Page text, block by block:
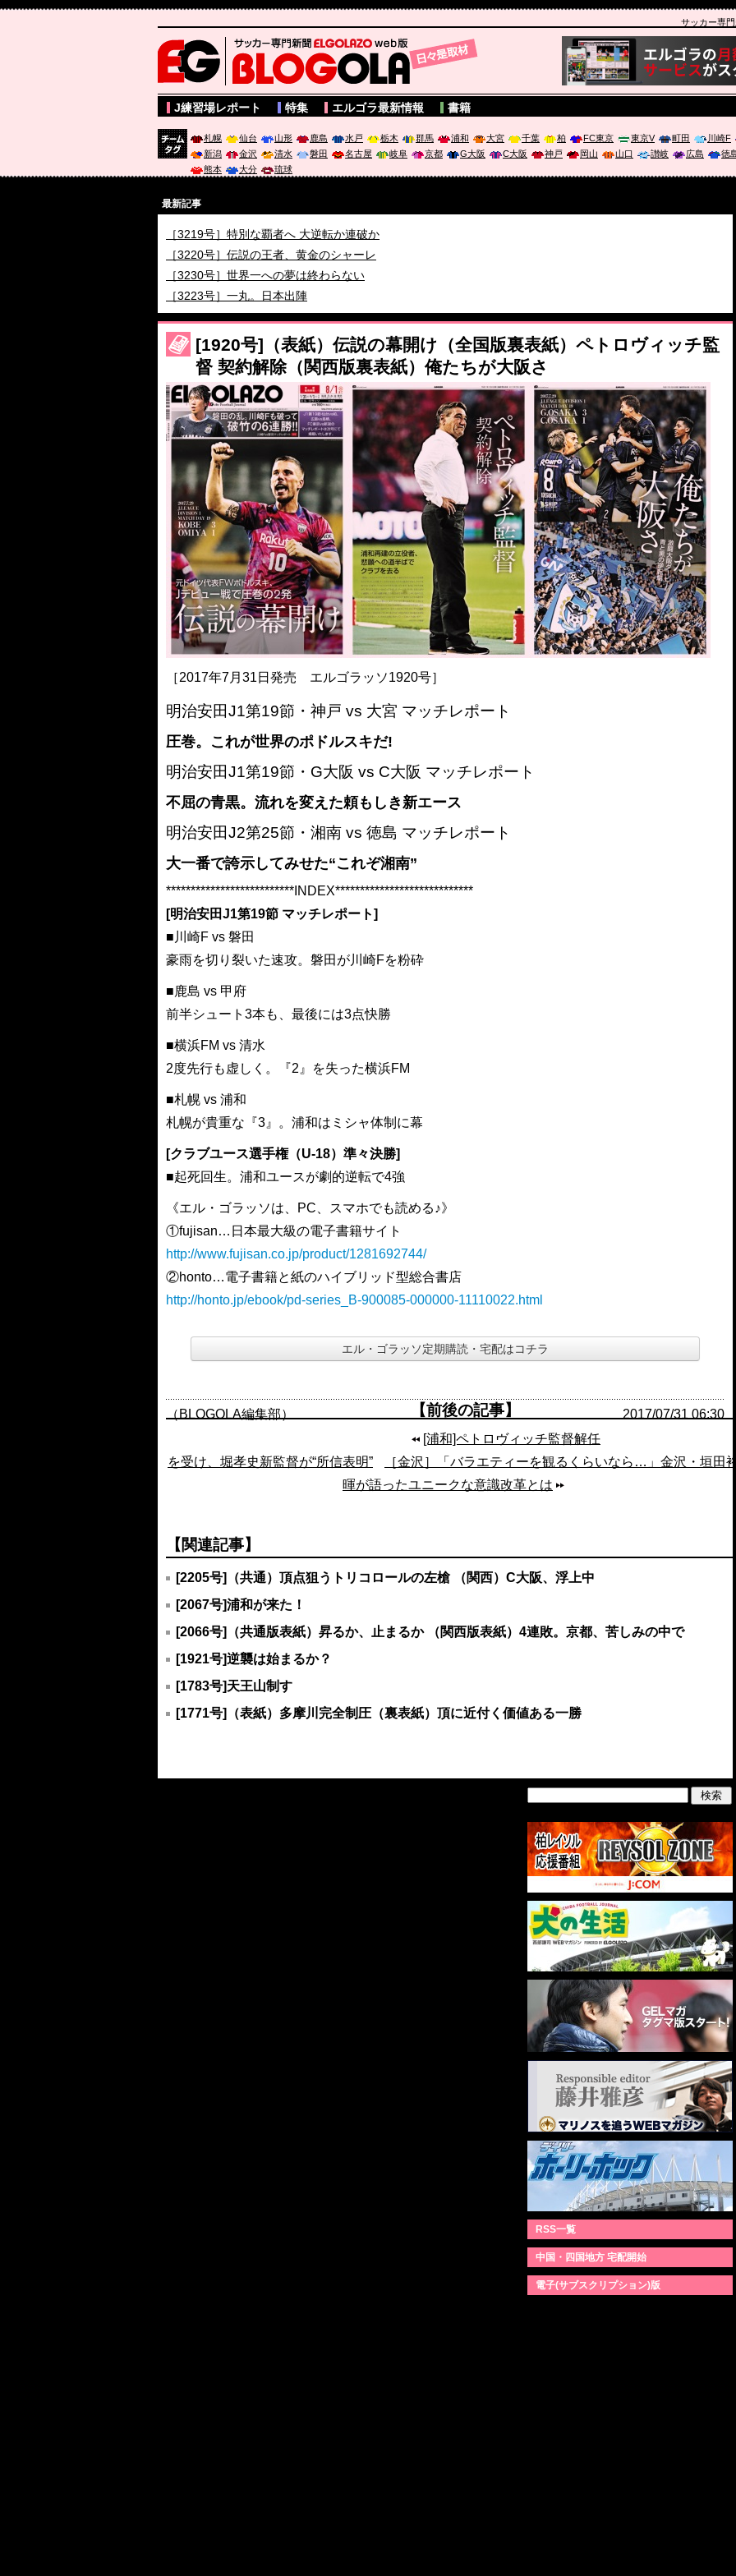
サッカー専
サッカー専門新聞ELGOLAZO web版 BLOGOLA
J練習場レポート 特集 エルゴラ最新情報 書籍
札幌 仙台 山形 鹿島 水戸 栃木 群馬 浦和 大宮 千葉 柏 FC東京 東京V 町田
川崎F
新潟
金沢 清水 磐田 名古屋 岐阜 京都 G大阪 C大阪 神戸 岡山 山口 讃岐 広島
徳
熊本
大分 琉球
最新記事
［3219号］特別な覇者へ 大逆転か連破か
［3220号］伝説の王者、黄金のシャーレ
［3230号］世界一への夢は終わらない
［3223号］一丸。日本出陣
［3222号］史上最大のW杯開幕 注目は「個」
[1920号]（表紙）伝説の幕開け（全国版裏表紙）ペトロヴィッチ監
督 契約解除（関西版裏表紙）俺たちが大阪さ
［2017年7月31日発売 エルゴラッソ1920号］
明治安田J1第19節・神戸 vs 大宮 マッチレポート
圧巻。これが世界のポドルスキだ!
明治安田J1第19節・G大阪 vs C大阪 マッチレポート
不屈の青黒。流れを変えた頼もしき新エース
明治安田J2第25節・湘南 vs 徳島 マッチレポート
大一番で誇示してみせた“これぞ湘南”
**************************INDEX****************************
[明治安田J1第19節 マッチレポート]
■川崎F vs 磐田
豪雨を切り裂いた速攻。磐田が川崎Fを粉砕
■鹿島 vs 甲府
前半シュート3本も、最後には3点快勝
■横浜FM vs 清水
2度先行も虚しく。『2』を失った横浜FM
■札幌 vs 浦和
札幌が貴重な『3』。浦和はミシャ体制に幕
[クラブユース選手権（U-18）準々決勝]
■起死回生。浦和ユースが劇的逆転で4強
《エル・ゴラッソは、PC、スマホでも読める♪》
①fujisan…日本最大級の電子書籍サイト
http://www.fujisan.co.jp/product/1281692744/
②honto…電子書籍と紙のハイブリッド型総合書店
http://honto.jp/ebook/pd-series_B-900085-000000-11110022.html
エル・ゴラッソ定期購読・宅配はコチラ
（BLOGOLA編集部） 2017/07/31 06:30
【前後の記事】
[浦和]ペトロヴィッチ監督解任
を受け、堀孝史新監督が“所信表明”
［金沢］「バラエティーを観るくらいなら…」金沢・垣田
暉が語ったユニークな意識改革とは
【関連記事】
[2205号]（共通）頂点狙うトリコロールの左槍 （関西）C大阪、浮上中
[2067号]浦和が来た！
[2066号]（共通版表紙）昇るか、止まるか （関西版表紙）4連敗。京都、苦しみの中で
[1921号]逆襲は始まるか？
[1783号]天王山制す
[1771号]（表紙）多摩川完全制圧（裏表紙）頂に近付く価値ある一勝
RSS一覧
中国・四国地方 宅配開始
電子(サブスクリプション)版